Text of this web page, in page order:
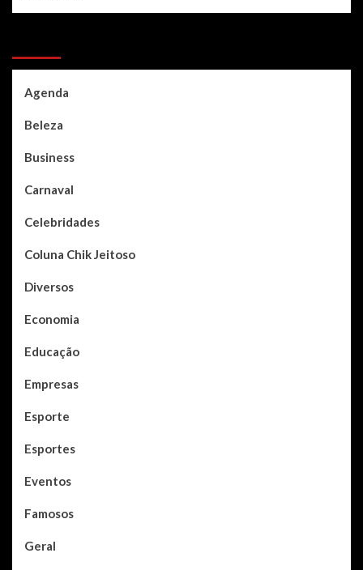
Agenda
Beleza
Business
Carnaval
Celebridades
Coluna Chik Jeitoso
Diversos
Economia
Educação
Empresas
Esporte
Esportes
Eventos
Famosos
Geral